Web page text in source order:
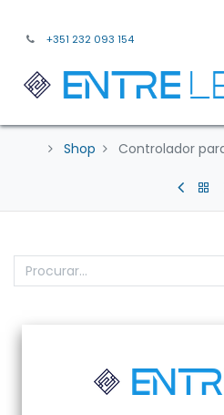
+351 232 093 154
Shop Controlador